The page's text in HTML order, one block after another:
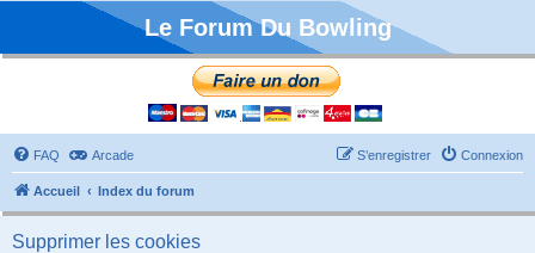
Le Forum Du Bowling
FAQ Arcade Connexion
S’enregistrer
Accueil Index du forum
Supprimer les cookies